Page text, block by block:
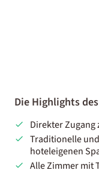
Die Highlights
Direkter Zugang
Traditionelle
hoteleigenen
Alle Zimmer mit